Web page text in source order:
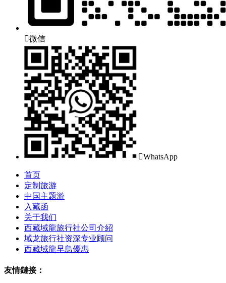
微信
WhatsApp
首页
定制旅游
中国主题游
入藏函
关于我们
西藏域龍旅行社公司介紹
域龙旅行社资深专业顾问
西藏域龍早鳥優惠
友情鏈接：